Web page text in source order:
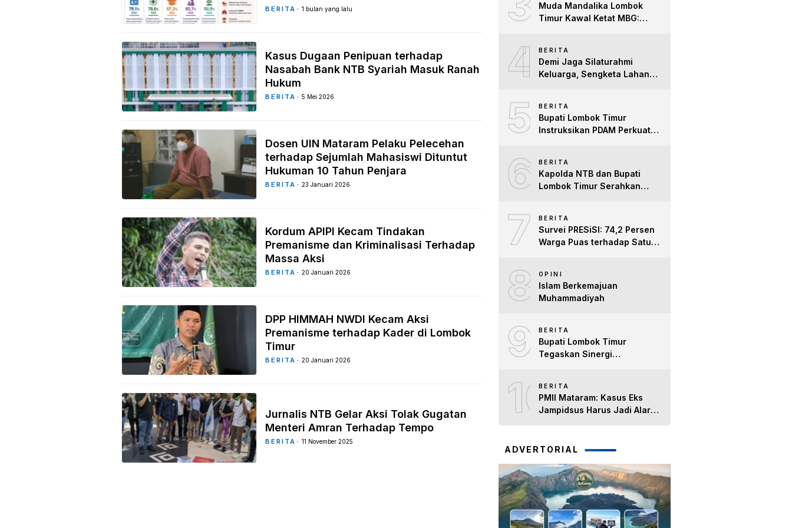
BERITA 1 bulan yang lalu
Kasus Dugaan Penipuan terhadap
Nasabah Bank NTB Syariah Masuk Ranah
Hukum
BERITA 5 Mei 2026
Dosen UIN Mataram Pelaku Pelecehan
terhadap Sejumlah Mahasiswi Dituntut
Hukuman 10 Tahun Penjara
BERITA 23 Januari 2026
Kordum APIPI Kecam Tindakan
Premanisme dan Kriminalisasi Terhadap
Massa Aksi
BERITA 20 Januari 2026
DPP HIMMAH NWDI Kecam Aksi
Premanisme terhadap Kader di Lombok
Timur
BERITA 20 Januari 2026
Jurnalis NTB Gelar Aksi Tolak Gugatan
Menteri Amran Terhadap Tempo
BERITA 11 November 2025
Muda Mandalika Lombok
Timur Kawal Ketat MBG:
4 BERITA
Demi Jaga Silaturahmi
Keluarga, Sengketa Lahan
5 BERITA
Bupati Lombok Timur
Instruksikan PDAM Perkuat
Terpenuhi
6 BERITA
Kapolda NTB dan Bupati
Lombok Timur Serahkan
Kepedulian Sosial
7 BERITA
Survei PRESiSI: 74,2 Persen
Warga Puas terhadap Satu
8 OPINI
Islam Berkemajuan
Muhammadiyah
9 BERITA
Bupati Lombok Timur
Tegaskan Sinergi
dan Kapolres Lombok Timur
10BERITA
PMII Mataram: Kasus Eks
Jampidsus Harus Jadi Alarm
ADVERTORIAL